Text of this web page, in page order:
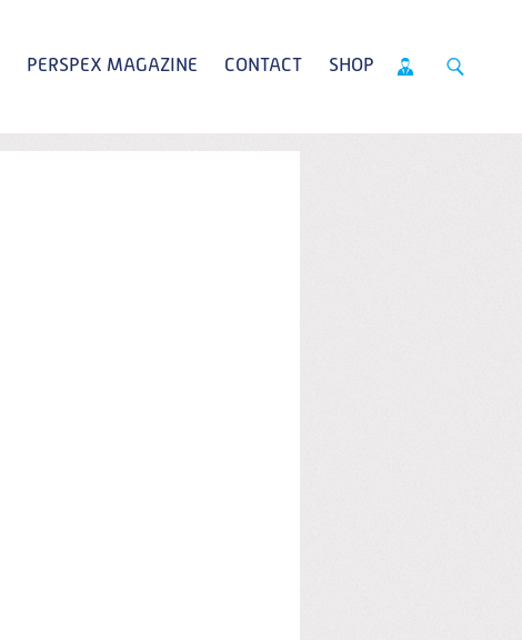
PERSPEX MAGAZINE CONTACT SHOP